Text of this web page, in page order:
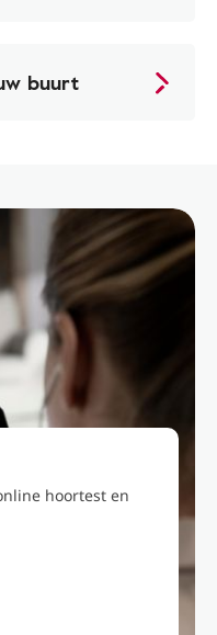
buurt
hoortest en